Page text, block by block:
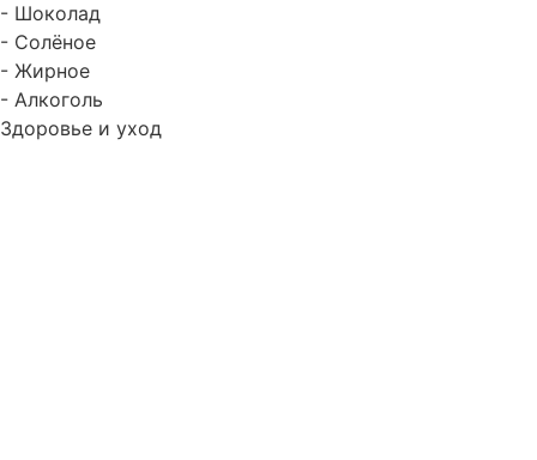
- Шоколад
- Солёное
- Жирное
- Алкоголь
Здоровье и уход